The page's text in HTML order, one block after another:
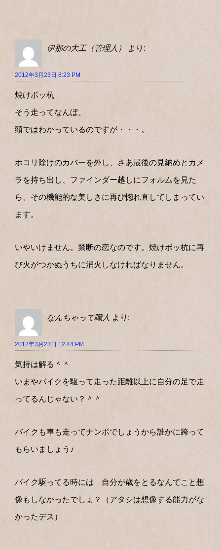
伊那の大工（管理人） より:
2012年3月23日 8:23 PM
焼けボッ杭
そう走ってなんぼ。
頭ではわかっているのですが・・・。
ホコリ除けのカバーを外し、さあ最後の見納めとカメ
ラを持ち出し、ファインダー越しにフォルムを見た
ら、その機能的な美しさに再び惚れ直してしまってい
ます。
いやいけません。禁断の恋なのです。焼けボッ杭に再
び火がつかぬうちに消火しなければなりません。
なんちゃって職人 より:
2012年3月23日 12:44 PM
気持は解る＾＾
いまやバイクを駆って走った距離以上に自分の足で走
ってるんじゃない？＾＾
バイクも車も走ってナンボでしょうから誰かに跨って
もらいましょう♪
バイク駆ってる時には 自分が歳をとるなんてこと想
像もしなかったでしょ？（アタシは想像する能力がな
かったデス）